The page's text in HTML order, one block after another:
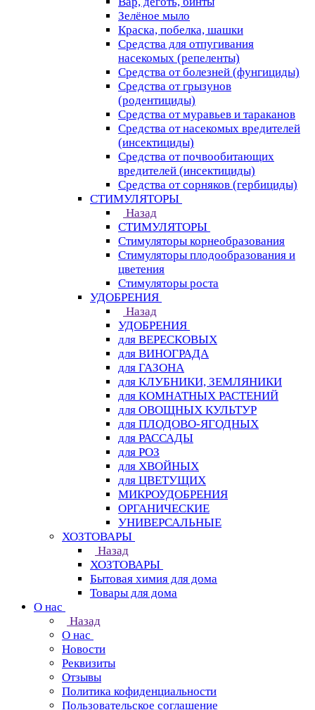
Зелёное мыло
Краска, побелка, шашки
Средства для отпугивания
насекомых (репеленты)
Средства от болезней (фунгициды)
Средства от грызунов
(родентициды)
Средства от муравьев и тараканов
Средства от насекомых вредителей
(инсектициды)
Средства от почвообитающих
вредителей (инсектициды)
Средства от сорняков (гербициды)
СТИМУЛЯТОРЫ
Назад
СТИМУЛЯТОРЫ
Стимуляторы корнеобразования
Стимуляторы плодообразования и
цветения
Стимуляторы роста
УДОБРЕНИЯ
Назад
УДОБРЕНИЯ
для ВЕРЕСКОВЫХ
для ВИНОГРАДА
для ГАЗОНА
для КЛУБНИКИ, ЗЕМЛЯНИКИ
для КОМНАТНЫХ РАСТЕНИЙ
для ОВОЩНЫХ КУЛЬТУР
для ПЛОДОВО-ЯГОДНЫХ
для РАССАДЫ
для РОЗ
для ХВОЙНЫХ
для ЦВЕТУЩИХ
МИКРОУДОБРЕНИЯ
ОРГАНИЧЕСКИЕ
УНИВЕРСАЛЬНЫЕ
ХОЗТОВАРЫ
Назад
ХОЗТОВАРЫ
Бытовая химия для дома
Товары для дома
О нас
Назад
О нас
Новости
Реквизиты
Отзывы
Политика кофиденциальности
Пользовательское соглашение